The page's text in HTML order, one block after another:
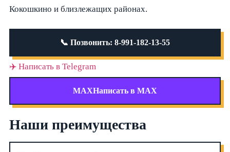
Кокошкино и близлежащих районах.
📞 Позвонить: 8-991-182-13-55
✈️ Написать в Telegram
MAXНаписать в MAX
Наши преимущества